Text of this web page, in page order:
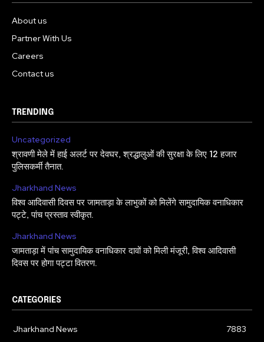
About us
Partner With Us
Careers
Contact us
TRENDING
Uncategorized
श्रावणी मेले में हाई अलर्ट पर देवघर, श्रद्धालुओं की सुरक्षा के लिए 12 हजार
पुलिसकर्मी तैनात.
Jharkhand News
विश्व आदिवासी दिवस पर जामताड़ा के लाभुकों को मिलेंगे सामुदायिक वनाधिकार
पट्टे, पांच प्रस्ताव स्वीकृत.
Jharkhand News
जामताड़ा में पांच सामुदायिक वनाधिकार दावों को मिली मंजूरी, विश्व आदिवासी
दिवस पर होगा पट्टा वितरण.
CATEGORIES
Jharkhand News
7883